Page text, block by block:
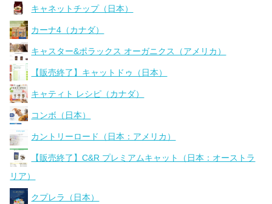
キャネットチップ（日本）
カーナ4（カナダ）
キャスター&ポラックス オーガニクス（アメリカ）
【販売終了】キャットドゥ（日本）
キャティト レシピ（カナダ）
コンボ（日本）
カントリーロード（日本：アメリカ）
【販売終了】C&R プレミアムキャット（日本：オーストラ
リア）
クプレラ（日本）